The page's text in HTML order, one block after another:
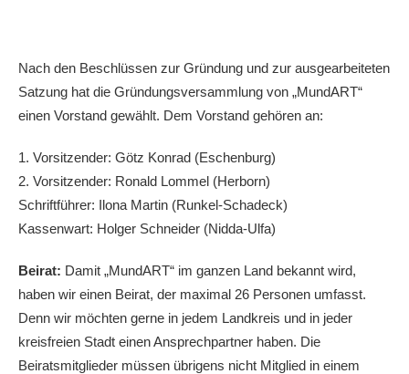
Nach den Beschlüssen zur Gründung und zur ausgearbeiteten
Satzung hat die Gründungsversammlung von „MundART“
einen Vorstand gewählt. Dem Vorstand gehören an:
1. Vorsitzender: Götz Konrad (Eschenburg)
2. Vorsitzender: Ronald Lommel (Herborn)
Schriftführer: Ilona Martin (Runkel-Schadeck)
Kassenwart: Holger Schneider (Nidda-Ulfa)
Beirat: Damit „MundART“ im ganzen Land bekannt wird,
haben wir einen Beirat, der maximal 26 Personen umfasst.
Denn wir möchten gerne in jedem Landkreis und in jeder
kreisfreien Stadt einen Ansprechpartner haben. Die
Beiratsmitglieder müssen übrigens nicht Mitglied in einem